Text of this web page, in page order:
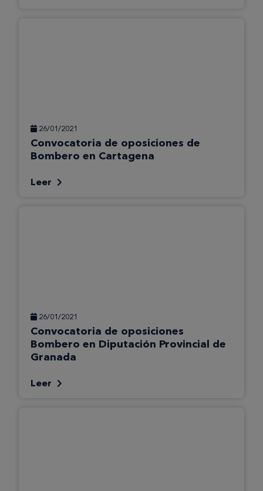
26/01/2021
Convocatoria de oposiciones de
Bombero en Cartagena
Leer
26/01/2021
Convocatoria de oposiciones
Bombero en Diputación Provincial de
Granada
Leer